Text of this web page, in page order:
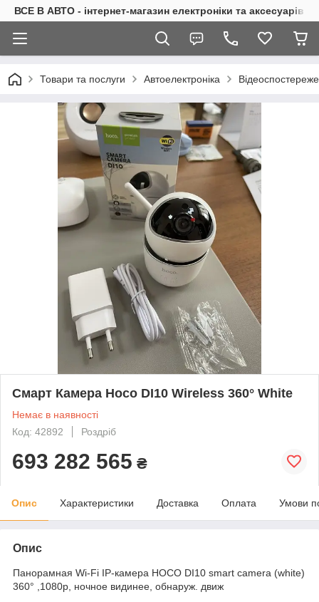
ВСЕ В АВТО - інтернет-магазин електроніки та аксесуарів в
Товари та послуги Автоелектроніка
Смарт Камера Hoco DI10 Wireless 360° White
Немає в наявності
Код: 42892
Роздріб
693 282 565 ₴
Опис Характеристики Доставка Оплата Умови
Опис
Панорамная Wi-Fi IP-камера HOCO DI10 smart camera (white)
360° ,1080p, ночное видинее, обнаруж. движ